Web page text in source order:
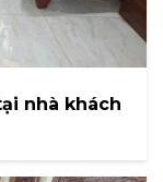
nhà khách